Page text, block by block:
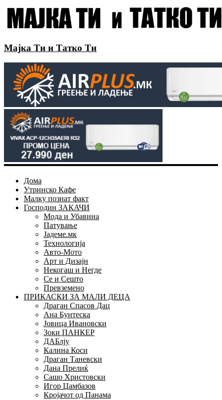
Мајка Ти и Татко Ти
Дома
Утринско Кафе
Малку познат факт
Господин ЗАКАЧИ
Мода и Убавина
Патување
Јадеме.мк
Технологија
Авто-Мото
Арт и Дизајн
Некогаш и Негде
Се и Сешто
Превземено
ПРИКАСКИ ЗА МАЛИ ДЕЦА
Драган Спасов Дац
Ана Бунтеска
Јовица Ивановски
Зоки ПАНКЕР
ДАБлју
Калина Коси
Драган Таневски
Дана Прелиќ
Сашо Христовски
Игор Џамбазов
Кројачот од Панама